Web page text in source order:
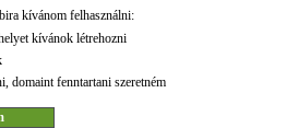
kívánom felhasználni:
kívánok létrehozni
domaint fenntartani szeretném